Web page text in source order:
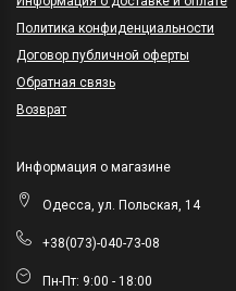
Политика конфиденциальности
Договор публичной оферты
Обратная связь
Возврат
Информация о магазине
Одесса, ул. Польская, 14
+38(073)-040-73-08
Пн-Пт: 9:00 - 18:00